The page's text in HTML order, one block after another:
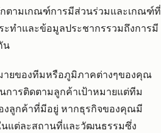
ตามเกณฑ์การมีส่วนร่วมและเกณฑ์ที่
ทำและข้อมูลประชากรรวมถึงการมี
น
ายของทีมหรือภูมิภาคต่างๆของคุณ
การติดตามลูกค้าเป้าหมายแต่ทีม
ลูกค้าที่มีอยู่ หากธุรกิจของคุณมี
แต่ละสถานที่และวัฒนธรรมซึ่ง